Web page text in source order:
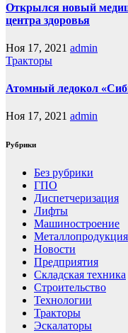
Открылся новый
центра здоровья
Ноя 17, 2021 admin
Тракторы
Атомный ледокол
Ноя 17, 2021 admin
Рубрики
Без рубрики
ГПО
Диспетчеризация
Лифты
Машиностроение
Металлопродукция
Новости
Предприятия
Складская техника
Строительство
Технологии
Тракторы
Эскалаторы